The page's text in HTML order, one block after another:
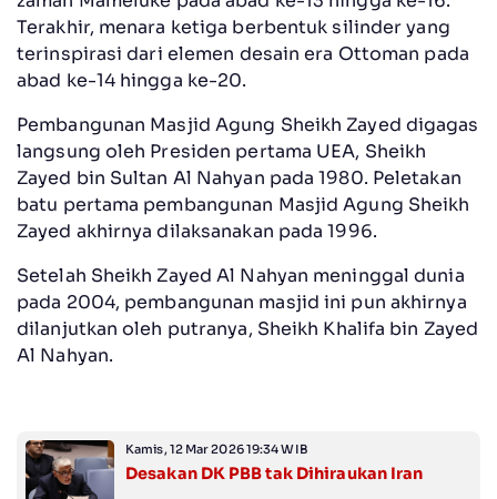
Terakhir, menara ketiga berbentuk silinder yang
terinspirasi dari elemen desain era Ottoman pada
abad ke-14 hingga ke-20.
Pembangunan Masjid Agung Sheikh Zayed digagas
langsung oleh Presiden pertama UEA, Sheikh
Zayed bin Sultan Al Nahyan pada 1980. Peletakan
batu pertama pembangunan Masjid Agung Sheikh
Zayed akhirnya dilaksanakan pada 1996.
Setelah Sheikh Zayed Al Nahyan meninggal dunia
pada 2004, pembangunan masjid ini pun akhirnya
dilanjutkan oleh putranya, Sheikh Khalifa bin Zayed
Al Nahyan.
Kamis, 12 Mar 2026 19:34 WIB
Desakan DK PBB tak Dihiraukan Iran